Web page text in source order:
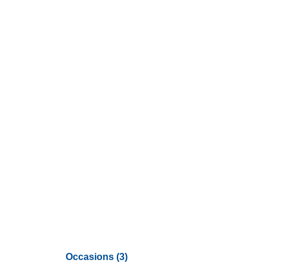
Occasions (3)